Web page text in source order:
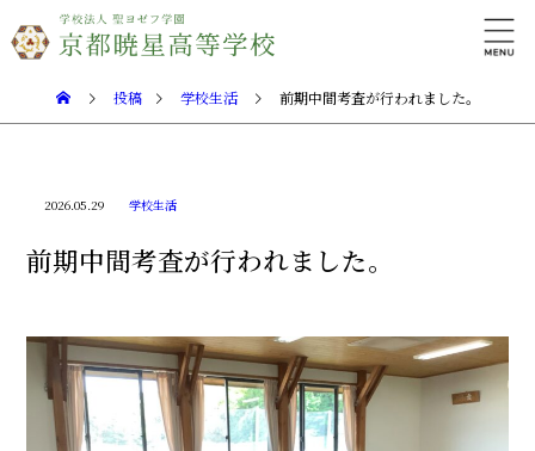
投稿 学校生活 前期中間考査が行われました。
2026.05.29 学校生活
前期中間考査が行われました。